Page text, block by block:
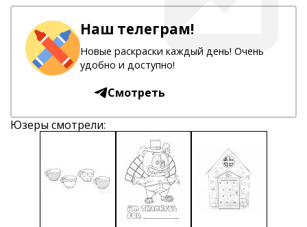
Наш телеграм!
Новые раскраски каждый день! Очень
удобно и доступно!
Смотреть
Юзеры смотрели: